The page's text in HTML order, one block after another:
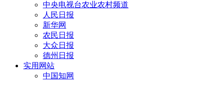
中央电视台农业农村频道
人民日报
新华网
农民日报
大众日报
德州日报
实用网站
中国知网